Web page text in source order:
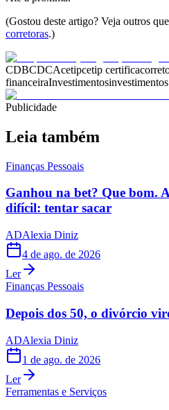
(Gostou deste artigo? Veja outros
corretoras.)
CDBCDCAcetipcetip certifica
financeiraInvestimentos
Publicidade
Leia também
Finanças Pessoais
Ganhou na bet? Que bom.
difícil: tentar sacar
ADAlexia Diniz
4 de ago. de 2026
Ler
Finanças Pessoais
Depois dos 50, o divórcio
ADAlexia Diniz
1 de ago. de 2026
Ler
Ferramentas e Serviços